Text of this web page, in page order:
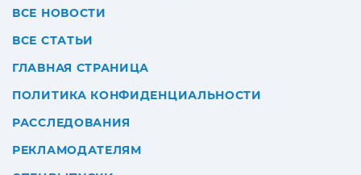
ВСЕ НОВОСТИ
ВСЕ СТАТЬИ
ГЛАВНАЯ СТРАНИЦА
ПОЛИТИКА КОНФИДЕНЦИАЛЬНОСТИ
РАССЛЕДОВАНИЯ
РЕКЛАМОДАТЕЛЯМ